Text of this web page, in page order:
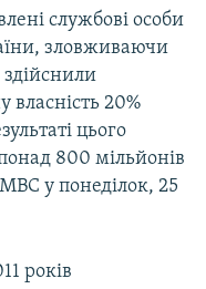
службові особи
зловживаючи
власність 20%
цього
800 мільйонів
у понеділок, 25
років